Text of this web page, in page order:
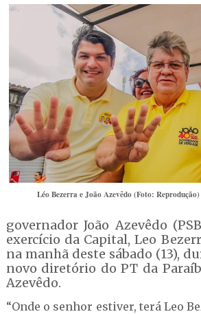
Léo Bezerra e João Azevêdo (Foto: Reprodução)
governador João Azevêdo
exercício da Capital, Leo
na manhã deste sábado (13),
novo diretório do PT da
Azevêdo.
“Onde o senhor estiver, terá Leo